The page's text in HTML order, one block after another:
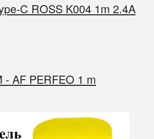
C ROSS K004 1m 2.4A
- AF PERFEO 1 m